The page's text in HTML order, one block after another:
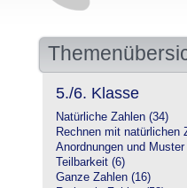
5./6. Klasse
Natürliche Zahlen (34)
Rechnen mit natürlichen
Anordnungen und Muster
Teilbarkeit (6)
Ganze Zahlen (16)